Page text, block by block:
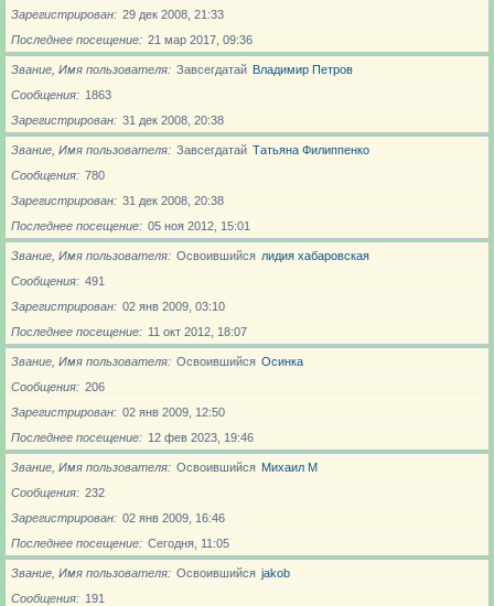
Зарегистрирован
29 дек 2008, 21:33
Последнее посещение
21 мар 2017, 09:36
Звание, Имя пользователя Завсегдатай Владимир Петров
Сообщения
1863
Зарегистрирован
31 дек 2008, 20:38
Звание, Имя пользователя Завсегдатай Татьяна Филиппенко
Сообщения
780
Зарегистрирован
31 дек 2008, 20:38
Последнее посещение
05 ноя 2012, 15:01
Звание, Имя пользователя Освоившийся лидия хабаровская
Сообщения
491
Зарегистрирован
02 янв 2009, 03:10
Последнее посещение
11 окт 2012, 18:07
Звание, Имя пользователя Освоившийся Осинка
Сообщения
206
Зарегистрирован
02 янв 2009, 12:50
Последнее посещение
12 фев 2023, 19:46
Звание, Имя пользователя Освоившийся Михаил М
Сообщения
232
Зарегистрирован
02 янв 2009, 16:46
Последнее посещение
Сегодня, 11:05
Звание, Имя пользователя Освоившийся jakob
Сообщения
191